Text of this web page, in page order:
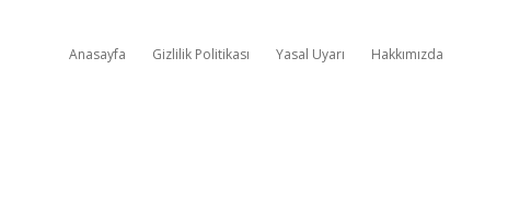
Anasayfa Gizlilik Politikası Yasal Uyarı Hakkımızda